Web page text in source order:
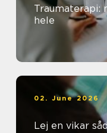
Traumaterapi:
hele
02. June 2026
Lej en vikar sådan skaber du tryghed og